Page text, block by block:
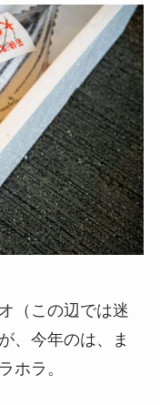
（この辺では迷
、今年のは、ま
ホラ。